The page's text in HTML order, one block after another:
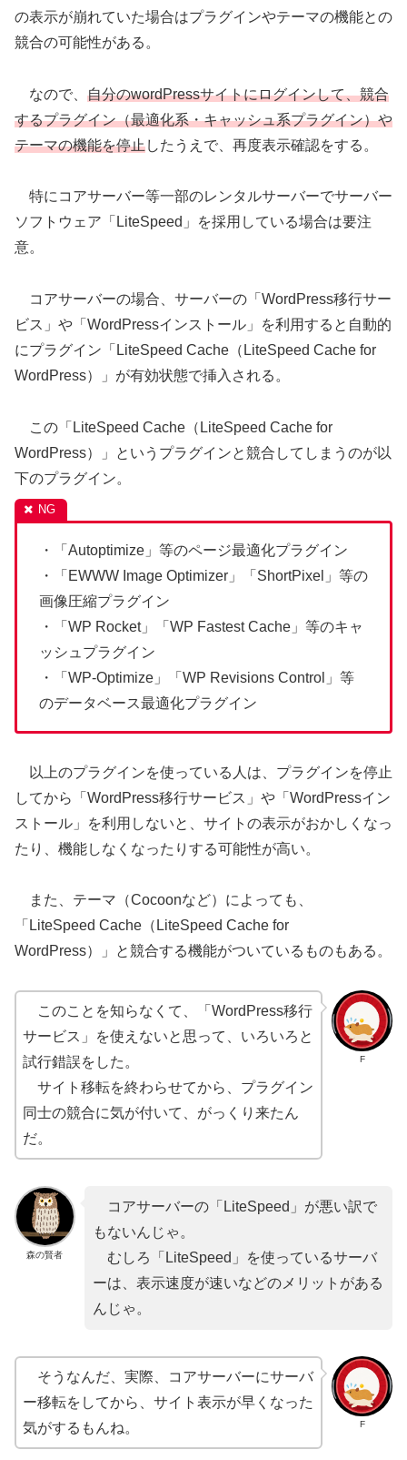
の表示が崩れていた場合はプラグインやテーマの機能との
競合の可能性がある。
なので、 自分のwordPressサイトにログインして、競合
するプラグイン（最適化系・キャッシュ系プラグイン）や
テーマの機能を停止したうえで、再度表示確認をする。
特にコアサーバー等一部のレンタルサーバーでサーバー
ソフトウェア「LiteSpeed」を採用している場合は要注
意。
コアサーバーの場合、サーバーの「WordPress移行サー
ビス」や「WordPressインストール」を利用すると自動的
にプラグイン「LiteSpeed Cache（LiteSpeed Cache for
WordPress）」が有効状態で挿入される。
この「LiteSpeed Cache（LiteSpeed Cache for
WordPress）」というプラグインと競合してしまうのが以
下のプラグイン。
・「Autoptimize」等のページ最適化プラグイン
・「EWWW Image Optimizer」「ShortPixel」等の
画像圧縮プラグイン
・「WP Rocket」「WP Fastest Cache」等のキャ
ッシュプラグイン
・「WP-Optimize」「WP Revisions Control」等
のデータベース最適化プラグイン
以上のプラグインを使っている人は、プラグインを停止
してから「WordPress移行サービス」や「WordPressイン
ストール」を利用しないと、サイトの表示がおかしくなっ
たり、機能しなくなったりする可能性が高い。
また、テーマ（Cocoonなど）によっても、
「LiteSpeed Cache（LiteSpeed Cache for
WordPress）」と競合する機能がついているものもある。
F
このことを知らなくて、「WordPress移行
サービス」を使えないと思って、いろいろと
試行錯誤をした。
サイト移転を終わらせてから、プラグイン
同士の競合に気が付いて、がっくり来たん
だ。
森の賢者
コアサーバーの「LiteSpeed」が悪い訳で
もないんじゃ。
むしろ「LiteSpeed」を使っているサーバ
ーは、表示速度が速いなどのメリットがある
んじゃ。
F
そうなんだ、実際、コアサーバーにサーバ
ー移転をしてから、サイト表示が早くなった
気がするもんね。